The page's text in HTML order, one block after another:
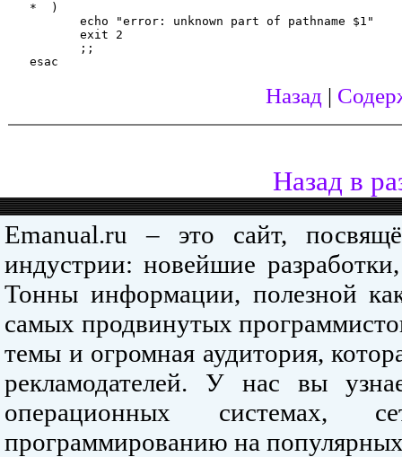
   *  )
          echo "error: unknown part of pathname $1"
          exit 2
          ;;
Назад |
Назад в
Emanual.ru – это сайт,
индустрии: новейшие
Тонны информации, полезной
самых продвинутых
темы и огромная аудитория,
рекламодателей. У нас вы
операционных системах,
программированию на